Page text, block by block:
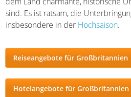
Die Küche Englands erleben
Nordirland bietet einebreite
Unterkünften, von luxuriösen
gemütlichen Ferienhäusern. In
Londonderry und Newcastle gibt es